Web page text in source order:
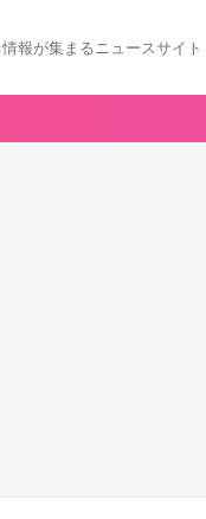
報が集まるニュースサイト